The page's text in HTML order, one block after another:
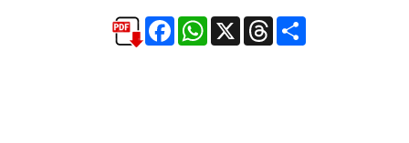
FacebookWhatsApp
X ThreadsCompartir